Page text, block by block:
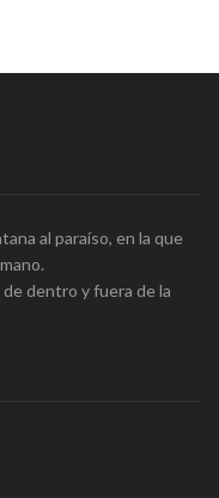
al paraíso, en la que
dentro y fuera de la